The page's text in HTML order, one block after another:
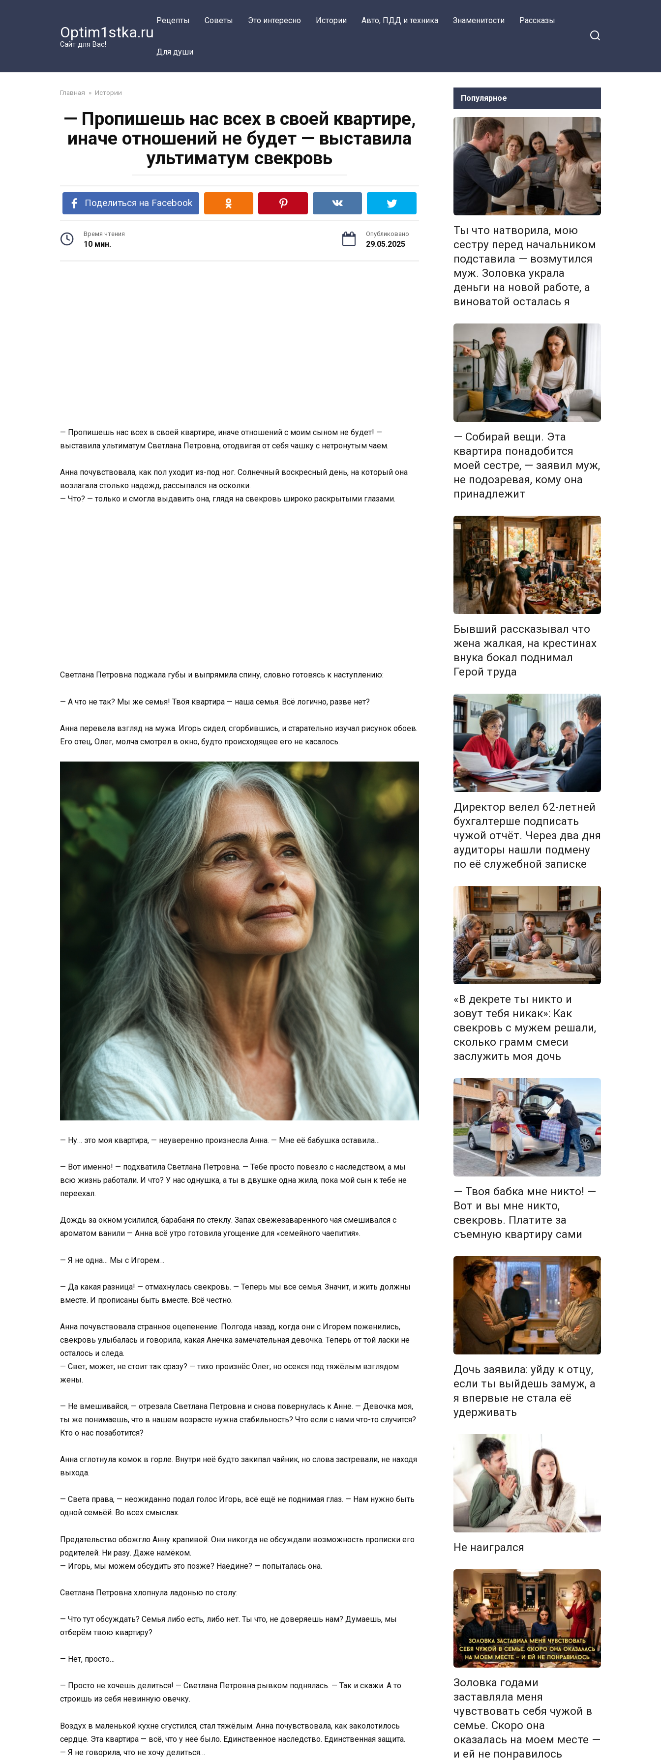
Optim1stka.ru
Сайт для Вас!
Рецепты Советы Это интересно Истории Авто, ПДД и техника Знаменитости Рассказы
Для души
Главная » Истории
— Пропишешь нас всех в своей квартире,
иначе отношений не будет — выставила
ультиматум свекровь
Поделиться на Facebook
Время чтения
10 мин.
Опубликовано
29.05.2025
— Пропишешь нас всех в своей квартире, иначе отношений с моим сыном не будет! —
выставила ультиматум Светлана Петровна, отодвигая от себя чашку с нетронутым чаем.
Анна почувствовала, как пол уходит из-под ног. Солнечный воскресный день, на который она
возлагала столько надежд, рассыпался на осколки.
— Что? — только и смогла выдавить она, глядя на свекровь широко раскрытыми глазами.
Светлана Петровна поджала губы и выпрямила спину, словно готовясь к наступлению:
— А что не так? Мы же семья! Твоя квартира — наша семья. Всё логично, разве нет?
Анна перевела взгляд на мужа. Игорь сидел, сгорбившись, и старательно изучал рисунок обоев.
Его отец, Олег, молча смотрел в окно, будто происходящее его не касалось.
— Ну… это моя квартира, — неуверенно произнесла Анна. — Мне её бабушка оставила…
— Вот именно! — подхватила Светлана Петровна. — Тебе просто повезло с наследством, а мы
всю жизнь работали. И что? У нас однушка, а ты в двушке одна жила, пока мой сын к тебе не
переехал.
Дождь за окном усилился, барабаня по стеклу. Запах свежезаваренного чая смешивался с
ароматом ванили — Анна всё утро готовила угощение для «семейного чаепития».
— Я не одна… Мы с Игорем…
— Да какая разница! — отмахнулась свекровь. — Теперь мы все семья. Значит, и жить должны
вместе. И прописаны быть вместе. Всё честно.
Анна почувствовала странное оцепенение. Полгода назад, когда они с Игорем поженились,
свекровь улыбалась и говорила, какая Анечка замечательная девочка. Теперь от той ласки не
осталось и следа.
— Свет, может, не стоит так сразу? — тихо произнёс Олег, но осекся под тяжёлым взглядом
жены.
— Не вмешивайся, — отрезала Светлана Петровна и снова повернулась к Анне. — Девочка моя,
ты же понимаешь, что в нашем возрасте нужна стабильность? Что если с нами что-то случится?
Кто о нас позаботится?
Анна сглотнула комок в горле. Внутри неё будто закипал чайник, но слова застревали, не находя
выхода.
— Света права, — неожиданно подал голос Игорь, всё ещё не поднимая глаз. — Нам нужно быть
одной семьёй. Во всех смыслах.
Предательство обожгло Анну крапивой. Они никогда не обсуждали возможность прописки его
родителей. Ни разу. Даже намёком.
— Игорь, мы можем обсудить это позже? Наедине? — попыталась она.
Светлана Петровна хлопнула ладонью по столу:
— Что тут обсуждать? Семья либо есть, либо нет. Ты что, не доверяешь нам? Думаешь, мы
отберём твою квартиру?
— Нет, просто…
— Просто не хочешь делиться! — Светлана Петровна рывком поднялась. — Так и скажи. А то
строишь из себя невинную овечку.
Воздух в маленькой кухне сгустился, стал тяжёлым. Анна почувствовала, как заколотилось
сердце. Эта квартира — всё, что у неё было. Единственное наследство. Единственная защита.
— Я не говорила, что не хочу делиться…
Популярное
Ты что натворила, мою
сестру перед начальником
подставила — возмутился
муж. Золовка украла
деньги на новой работе, а
виноватой осталась я
— Собирай вещи. Эта
квартира понадобится
моей сестре, — заявил муж,
не подозревая, кому она
принадлежит
Бывший рассказывал что
жена жалкая, на крестинах
внука бокал поднимал
Герой труда
Директор велел 62-летней
бухгалтерше подписать
чужой отчёт. Через два дня
аудиторы нашли подмену
по её служебной записке
«В декрете ты никто и
зовут тебя никак»: Как
свекровь с мужем решали,
сколько грамм смеси
заслужить моя дочь
— Твоя бабка мне никто! —
Вот и вы мне никто,
свекровь. Платите за
съемную квартиру сами
Дочь заявила: уйду к отцу,
если ты выйдешь замуж, а
я впервые не стала её
удерживать
Не наигрался
Золовка годами
заставляла меня
чувствовать себя чужой в
семье. Скоро она
оказалась на моем месте —
и ей не понравилось